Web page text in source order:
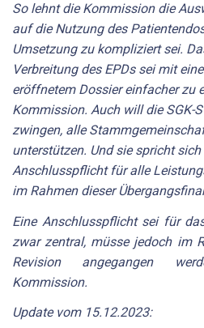
So lehnt die Kommission die
auf die Nutzung des
Umsetzung zu kompliziert sei.
Verbreitung des EPDs sei mit
eröffnetem Dossier einfacher zu
Kommission. Auch will die SGK-
zwingen, alle
unterstützen. Und sie spricht
Anschlusspflicht für alle
im Rahmen dieser
Eine Anschlusspflicht sei für
zwar zentral, müsse jedoch im
Revision angegangen
Kommission.
Update vom 15.12.2023: